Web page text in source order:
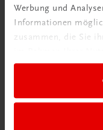
Werbung und
Informationen
zusammen, die Sie